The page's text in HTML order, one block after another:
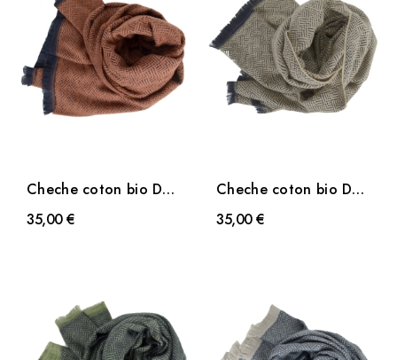
Cheche coton bio Dao
marron
35,00 €
Cheche coton bio Dao
beige
35,00 €